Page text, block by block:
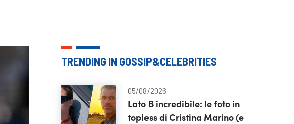
TRENDING IN GOSSIP&CELEBRITIES
05/08/2026
Lato B incredibile: le foto in
topless di Cristina Marino (e